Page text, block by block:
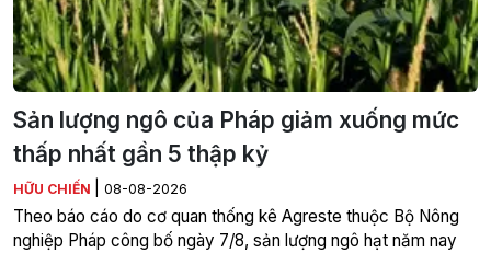
Sản lượng ngô của Pháp giảm xuống mức
thấp nhất gần 5 thập kỷ
HỮU CHIẾN 08-08-2026
Theo báo cáo do cơ quan thống kê Agreste thuộc Bộ Nông
nghiệp Pháp công bố ngày 7/8, sản lượng ngô hạt năm nay